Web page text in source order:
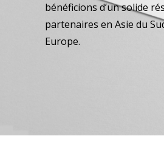
bénéficions d’un solide
partenaires en Asie du
Europe.